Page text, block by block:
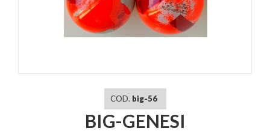
COD. big-56
BIG-GENESI